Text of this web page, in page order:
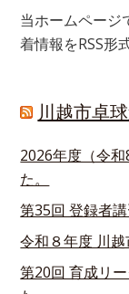
当ホームページ
着情報をRSS形
川越市卓
2026年度（令
た。
第35回 登録者
令和８年度 川越
第20回 育成リ